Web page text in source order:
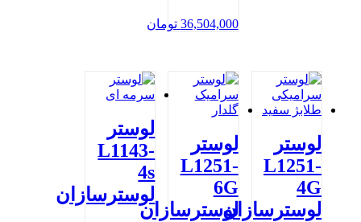
36,504,000 تومان
لوستر
L1251-
4G
لوسترسازان
لوستر
L1251-
6G
لوسترسازان
لوستر
L1143-
4s
لوسترسازان